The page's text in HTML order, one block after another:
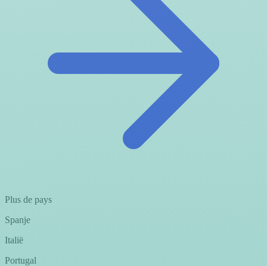
Plus de pays
Spanje
Italië
Portugal